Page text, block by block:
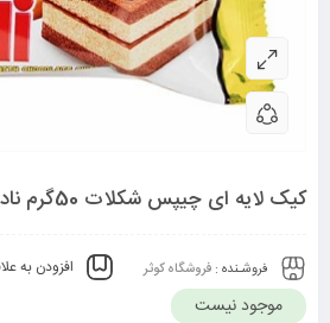
کیک لایه ای چیپس شکلات 50گرم نادی 6260812000856
فروشـنده : فروشگاه کوثر افزودن به
موجود نیست